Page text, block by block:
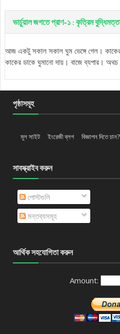
ভার্চুয়াল জগতে প্রাণ-১ : কৃত্রিম
আজ একটু সকাল সকাল ঘুম ভেঙ্গে গেল।
কাকের ডাকে ঘুমানো দায়। বাজে ব্যপার।
পৃষ্ঠাসমূহ
মূল সাইট ইংরেজী ব্লগ বিজ্ঞাপন দিতে চান?
সাবস্ক্রাইব করুন
পোস্টগুলি
মন্তব্যসমূহ
আর্থিক সহযোগিতা করুন
Amount: